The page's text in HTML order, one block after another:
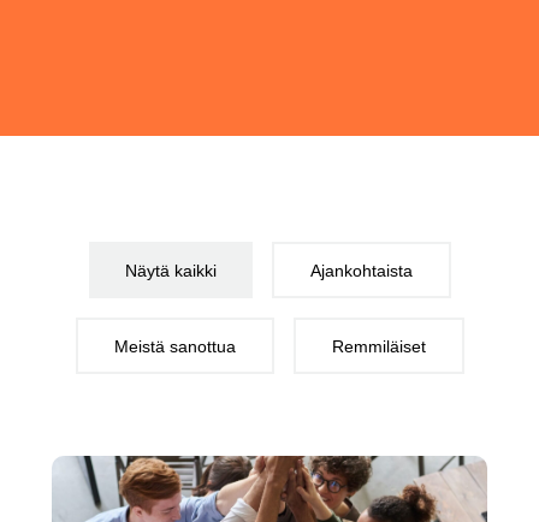
Näytä kaikki Ajankohtaista
Meistä sanottua Remmiläiset